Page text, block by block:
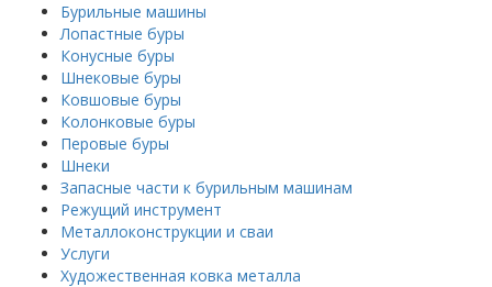
Бурильные машины
Лопастные буры
Конусные буры
Шнековые буры
Ковшовые буры
Колонковые буры
Перовые буры
Шнеки
Запасные части к бурильным машинам
Режущий инструмент
Металлоконструкции и сваи
Услуги
Художественная ковка металла